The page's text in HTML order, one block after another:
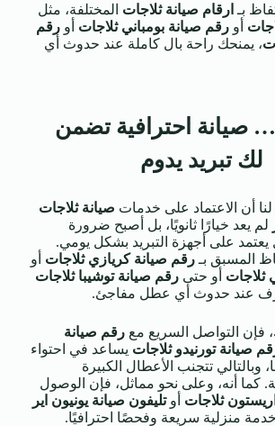
بـ ارقام صيانة ثلاجات المختلفة، مثل
أو رقم صيانة بومباني ثلاجات أو رقم
، يمنحك راحة بال كاملة عند حدوث أي
صيانة احترافية تضمن
لك تبريد يدوم
أن الاعتماد على خدمات صيانة ثلاجات
لم يعد خيارًا ثانويًا، بل أصبح ضرورة
على أجهزة التبريد بشكل يومي.
المسبق بـ رقم صيانة كريازي ثلاجات أو
ثلاجات أو حتى رقم صيانة توشيبا ثلاجات
عند حدوث أي عطل مفاجئ.
فإن التواصل السريع مع رقم صيانة
صيانة تورنيدو ثلاجات يساعد في احتواء
وبالتالي تتجنب الأعطال الكبيرة
كما أنه، وعلى نحو مماثل، فإن الوصول
ثلاجات أوتليفون صيانة يونيون اير
منزلية سريعة وفحصًا احترافيًا.